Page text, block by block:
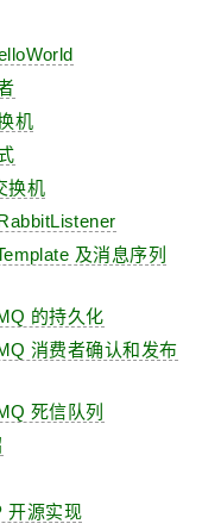
机
换机
及消息序列
的持久化
消费者确认和发布
死信队列
开源实现